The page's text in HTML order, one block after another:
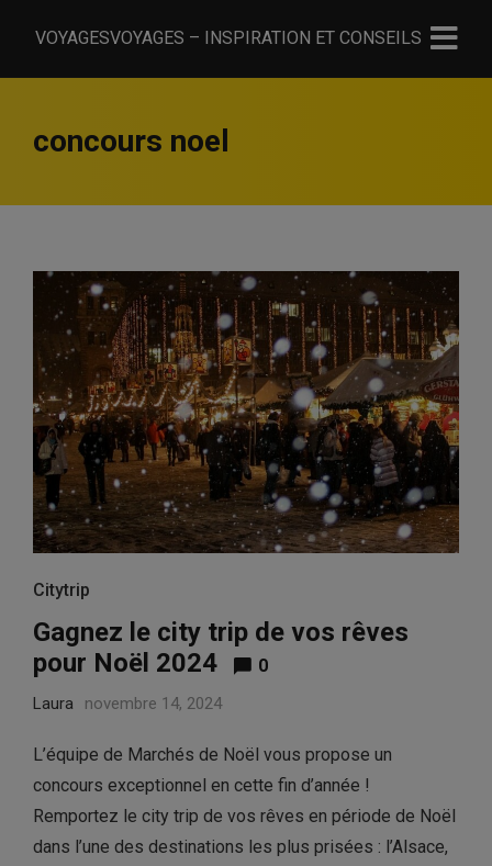
VOYAGESVOYAGES – INSPIRATION ET CONSEILS
concours noel
Citytrip
Gagnez le city trip de vos rêves
pour Noël 2024
0
Laura novembre 14, 2024
L’équipe de Marchés de Noël vous propose un
concours exceptionnel en cette fin d’année !
Remportez le city trip de vos rêves en période de Noël
dans l’une des destinations les plus prisées : l’Alsace,